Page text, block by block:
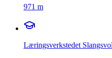
971 m
Læringsverkstedet